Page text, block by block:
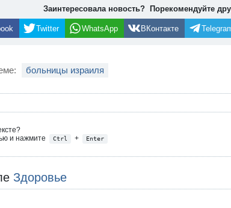
Заинтересовала новость? Порекомендуйте
Twitter WhatsApp ВКонтакте
больницы израиля
и нажмите
Ctrl + Enter
Здоровье